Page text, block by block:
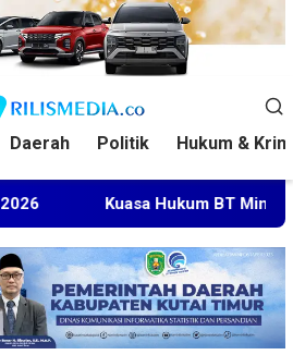
Daerah Politik Hukum &
Kuasa Hukum BT Minta Dakwaan